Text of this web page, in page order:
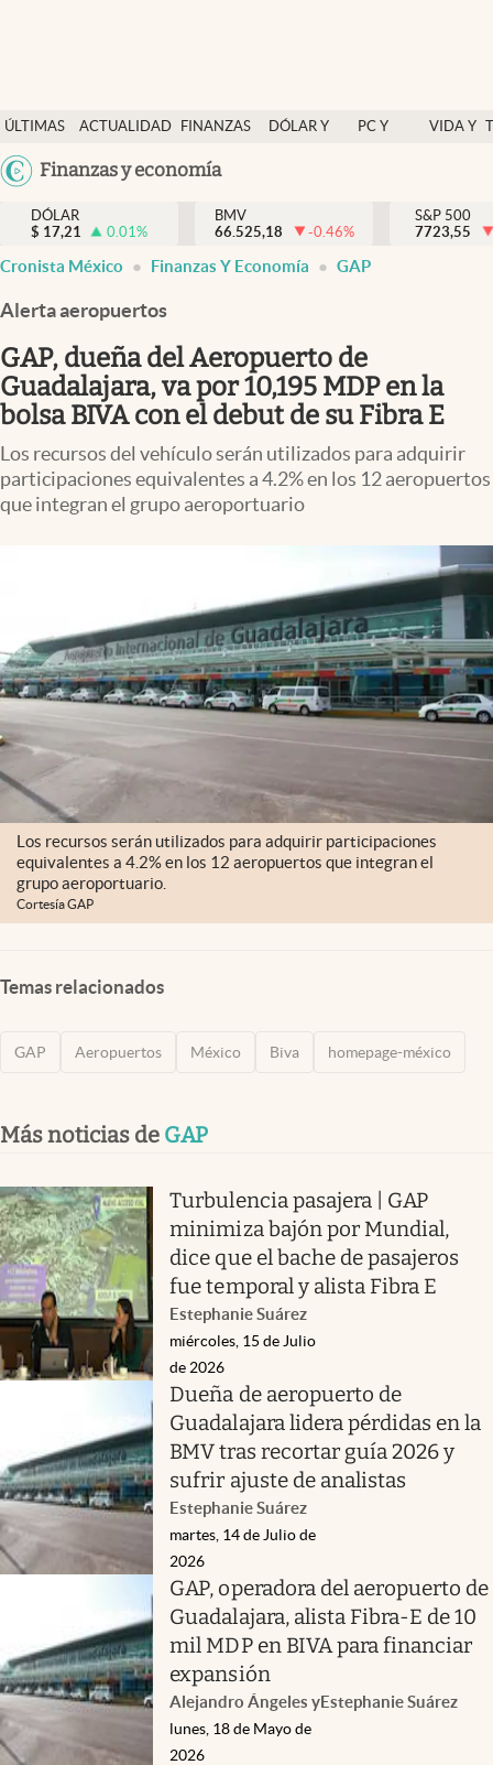
ÚLTIMAS
NOTICIAS
ACTUALIDAD
FINANZAS
DÓLAR Y
PC Y
VIDA Y
México
Finanzas y economía
Actualidad
Finanzas y economía
Dólar y mercados
Pc y celular
Vida y estilo
Tv
Clima
abre en nueva pestaña
México
DÓLAR
$ 17,21 0.01%
BMV
66.525,18
-0.46%
S&P 500
7723,55
Cronista México Finanzas Y Economía GAP
Alerta aeropuertos
GAP, dueña del Aeropuerto de
Guadalajara, va por 10,195 MDP en la
bolsa BIVA con el debut de su Fibra E
Los recursos del vehículo serán utilizados para adquirir
participaciones equivalentes a 4.2% en los 12 aeropuertos
que integran el grupo aeroportuario
Los recursos serán utilizados para adquirir participaciones
equivalentes a 4.2% en los 12 aeropuertos que integran el
grupo aeroportuario.
Cortesía GAP
Temas relacionados
GAP Aeropuertos México Biva homepage-méxico
Más noticias de GAP
Turbulencia pasajera | GAP
minimiza bajón por Mundial,
dice que el bache de pasajeros
fue temporal y alista Fibra E
Estephanie Suárez
miércoles, 15 de Julio
de 2026
Dueña de aeropuerto de
Guadalajara lidera pérdidas en la
BMV tras recortar guía 2026 y
sufrir ajuste de analistas
Estephanie Suárez
martes, 14 de Julio de
2026
GAP, operadora del aeropuerto de
Guadalajara, alista Fibra-E de 10
mil MDP en BIVA para financiar
expansión
Alejandro Ángeles yEstephanie Suárez
lunes, 18 de Mayo de
2026